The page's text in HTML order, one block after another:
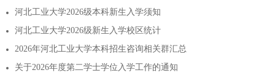
河北工业大学2026级本科新生入学须知
河北工业大学2026级新生入学校区统计
2026年河北工业大学本科招生咨询相关群汇总
关于2026年度第二学士学位入学工作的通知